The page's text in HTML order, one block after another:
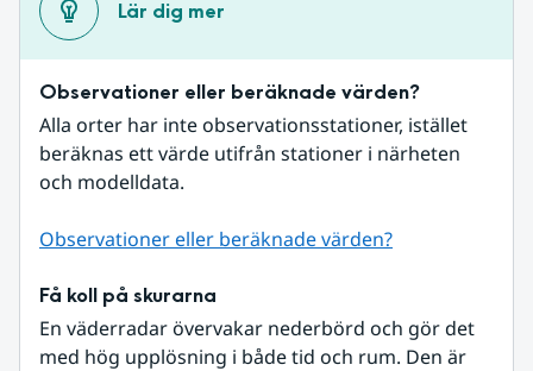
Lär dig mer
Observationer eller beräknade värden?
Alla orter har inte observationsstationer, istället
beräknas ett värde utifrån stationer i närheten
och modelldata.
Observationer eller beräknade värden?
Få koll på skurarna
En väderradar övervakar nederbörd och gör det
med hög upplösning i både tid och rum. Den är